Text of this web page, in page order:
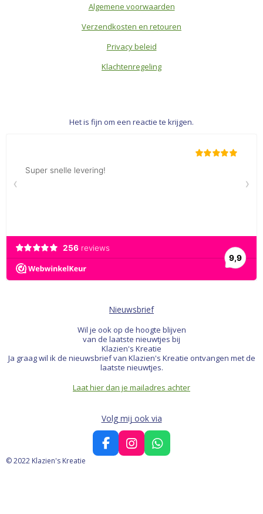
Algemene voorwaarden
Verzendkosten en retouren
Privacy beleid
Klachtenregeling
Het is fijn om een reactie te krijgen.
Nieuwsbrief
Wil je ook op de hoogte blijven
van de laatste nieuwtjes bij
Klazien's Kreatie
Ja graag wil ik de nieuwsbrief van Klazien's Kreatie ontvangen met de
laatste nieuwtjes.
Laat hier dan je mailadres achter
Volg mij ook via
F
a
I
n
W
h
© 2022 Klazien's Kreatie